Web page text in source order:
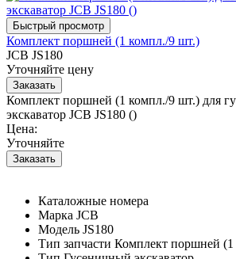
Комплект поршней (1 компл./9 шт.)
JCB JS180
Уточняйте цену
Комплект поршней (1 компл./9 шт.) для
экскаватор JCB JS180 ()
Цена:
Уточняйте
Каталожные номера
Марка JCB
Модель JS180
Тип запчасти Комплект поршней